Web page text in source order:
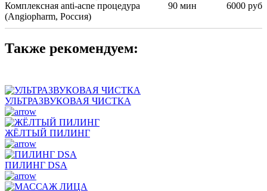
Комплексная anti-acne процедура
(Angiopharm, Россия)
90 мин 6000 руб
Также рекомендуем:
УЛЬТРАЗВУКОВАЯ ЧИСТКА
ЖЁЛТЫЙ ПИЛИНГ
ПИЛИНГ DSA